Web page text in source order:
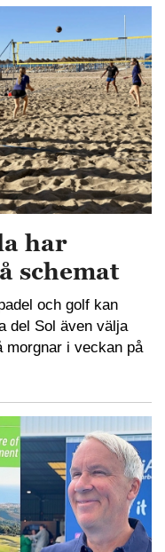
har
schemat
och golf kan
del Sol även välja
morgnar i veckan på